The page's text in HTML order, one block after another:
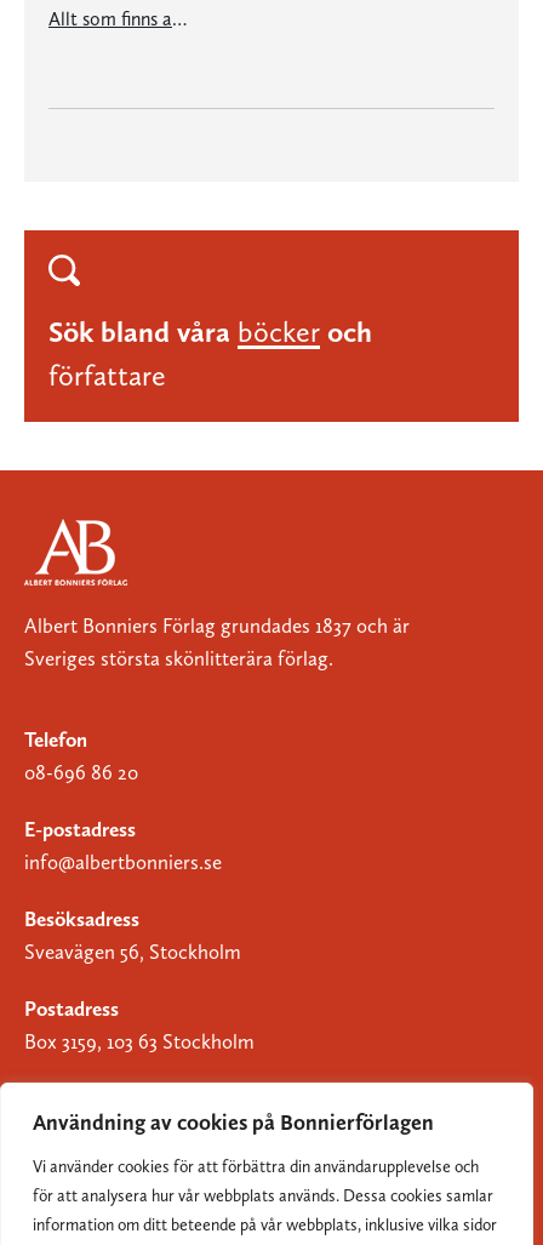
Användning av cookies på Bonnierförlagen
Vi använder cookies för att förbättra din användarupplevelse och
för att analysera hur vår webbplats används. Dessa cookies samlar
information om ditt beteende på vår webbplats, inklusive vilka sidor
Allt som finns att få
Sök bland våra böcker och
författare
Albert Bonniers Förlag grundades 1837 och är
Sveriges största skönlitterära förlag.
Telefon
08-696 86 20
E-postadress
info@albertbonniers.se
Besöksadress
Sveavägen 56, Stockholm
Postadress
Box 3159, 103 63 Stockholm
Om Bonnierförlagen
Cookies